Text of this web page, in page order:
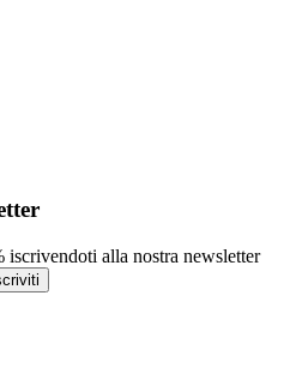
alla nostra newsletter